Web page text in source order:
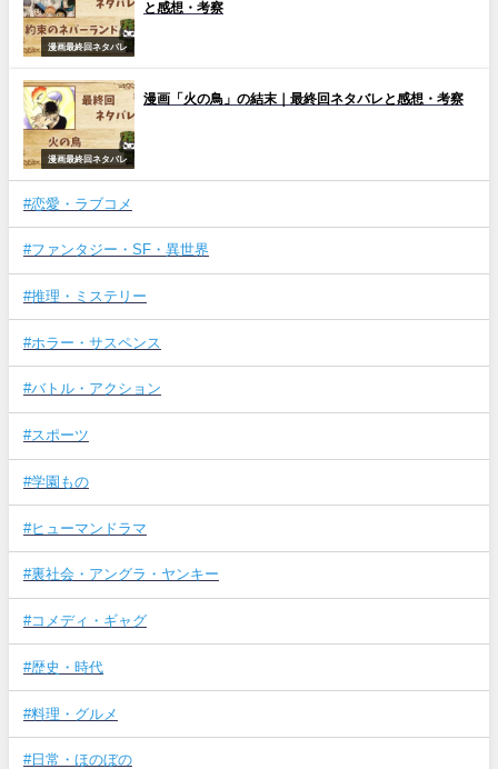
漫画最終回ネタバレ
と感想・考察
漫画最終回ネタバレ
漫画「火の鳥」の結末｜最終回ネタバレと感想・考察
#恋愛・ラブコメ
#ファンタジー・SF・異世界
#推理・ミステリー
#ホラー・サスペンス
#バトル・アクション
#スポーツ
#学園もの
#ヒューマンドラマ
#裏社会・アングラ・ヤンキー
#コメディ・ギャグ
#歴史・時代
#料理・グルメ
#日常・ほのぼの